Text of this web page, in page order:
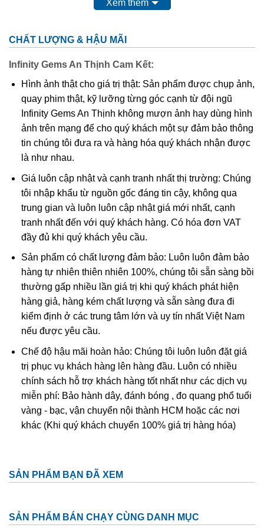
mỏ khai thác ở các bangMinas Gerais,Espírito
Santovà Bahia. Viên ngọc berin lớn nhất đã được
110 kg, với kích thước dài 48,5 cm và cao 42 cm.
Ngọc berin (aquamarine) là viên ngọc gắn với
tháng Ba.
Lịch sử và nguồn gốc
Aquamarine CN. Đây là thời kỳ hoàng kim của những lá
bùa làm bằng đá Aquamarine. Chúng nổi tiếng khắp thế
giới, được khảm trên xe ngựa của thần Poseidon.
Ngoài ra, người ta còn tìm thấy Aquamarine trong lăng mộ
của người Ai Cập, một loại đá khác để người chết có thể
an táng sang thế giới bên kia xuyên xẻ. Từ xa xưa, con
người đã sử dụng loại đá này, họ tin chúng mang nguồn
năng lượng lớn và hữu ích với con người.
Trên khiên ngựa của vua Solomon cũng trạm khắc đá
Aquamarine. Từ hai ngàn năm về trước, tương truyền vua
Nero đã dùng Aquamarine làm kính mắt. Và con người
thời kỳ này tin rằng, chúng có tác dụng chữa trị các bệnh
về mắt, làm mắt sáng hơn.
Xem thêm
CHẤT LƯỢNG & HẬU MÃI
Infinity Gems An Thịnh Cam Kết:
Hình ảnh thật cho giá trị thật: Sản phẩm được chụp ảnh,
quay phim thật, kỹ lưỡng từng góc cạnh từ đội ngũ
Infinity Gems An Thịnh không mượn ảnh hay dùng hình
ảnh trên mạng để cho quý khách một sự đảm bảo thông
tin chúng tôi đưa ra và hàng hóa quý khách nhận được
là như nhau.
Giá luôn cập nhật và cạnh tranh nhất thị trường: Chúng
tôi nhập khẩu từ nguồn gốc đáng tin cậy, không qua
trung gian và luôn luôn cập nhật giá mới nhất, cạnh
tranh nhất đến với quý khách hàng. Có hóa đơn VAT
đầy đủ khi quý khách yêu cầu.
Sản phẩm có chất lượng đảm bảo: Luôn luôn đảm bảo
hàng tự nhiên thiên nhiên 100%, chúng tôi sẵn sàng bồi
thường gấp nhiều lần giá trị khi quý khách phát hiện
hàng giả, hàng kém chất lượng và sẵn sàng đưa đi
kiểm định ở các trung tâm lớn và uy tín nhất Việt Nam
nếu được yêu cầu.
Chế độ hậu mãi hoàn hảo: Chúng tôi luôn luôn đặt giá
trị phục vụ khách hàng lên hàng đầu. Luôn có nhiều
chính sách hỗ trợ khách hàng tốt nhất như các dịch vụ
miễn phí: Bảo hành dây, đánh bóng , đo quang phổ tuổi
vàng - bạc, vận chuyển nội thành HCM hoặc các nơi
khác (Khi quý khách chuyển 100% giá trị hàng hóa)
SẢN PHẨM BẠN ĐÃ XEM
SẢN PHẨM BÁN CHẠY CÙNG DANH MỤC